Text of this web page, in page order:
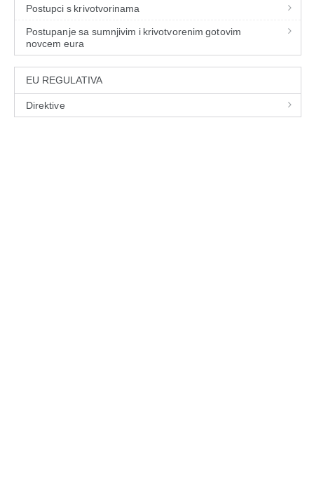
Postupci s krivotvorinama
Postupanje sa sumnjivim i krivotvorenim gotovim
novcem eura
EU REGULATIVA
Direktive